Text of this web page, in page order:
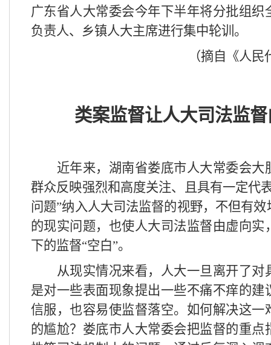
广东省人大常委会今年下半年将分批组织
负责人、乡镇人大主席进行集中轮训。
（摘自《人
类案监督让人大司法监
近年来，湖南省娄底市人大常委会大
群众反映强烈和高度关注、且具有一定代
问题”纳入人大司法监督的视野，不但有
的现实问题，也使人大司法监督由虚向实
下的监督“空白”。
从现实情况来看，人大一旦离开了对
是对一些表面现象提出一些不痛不痒的建
信服，也容易使监督落空。如何解决这一
的尴尬？娄底市人大常委会把监督的重点